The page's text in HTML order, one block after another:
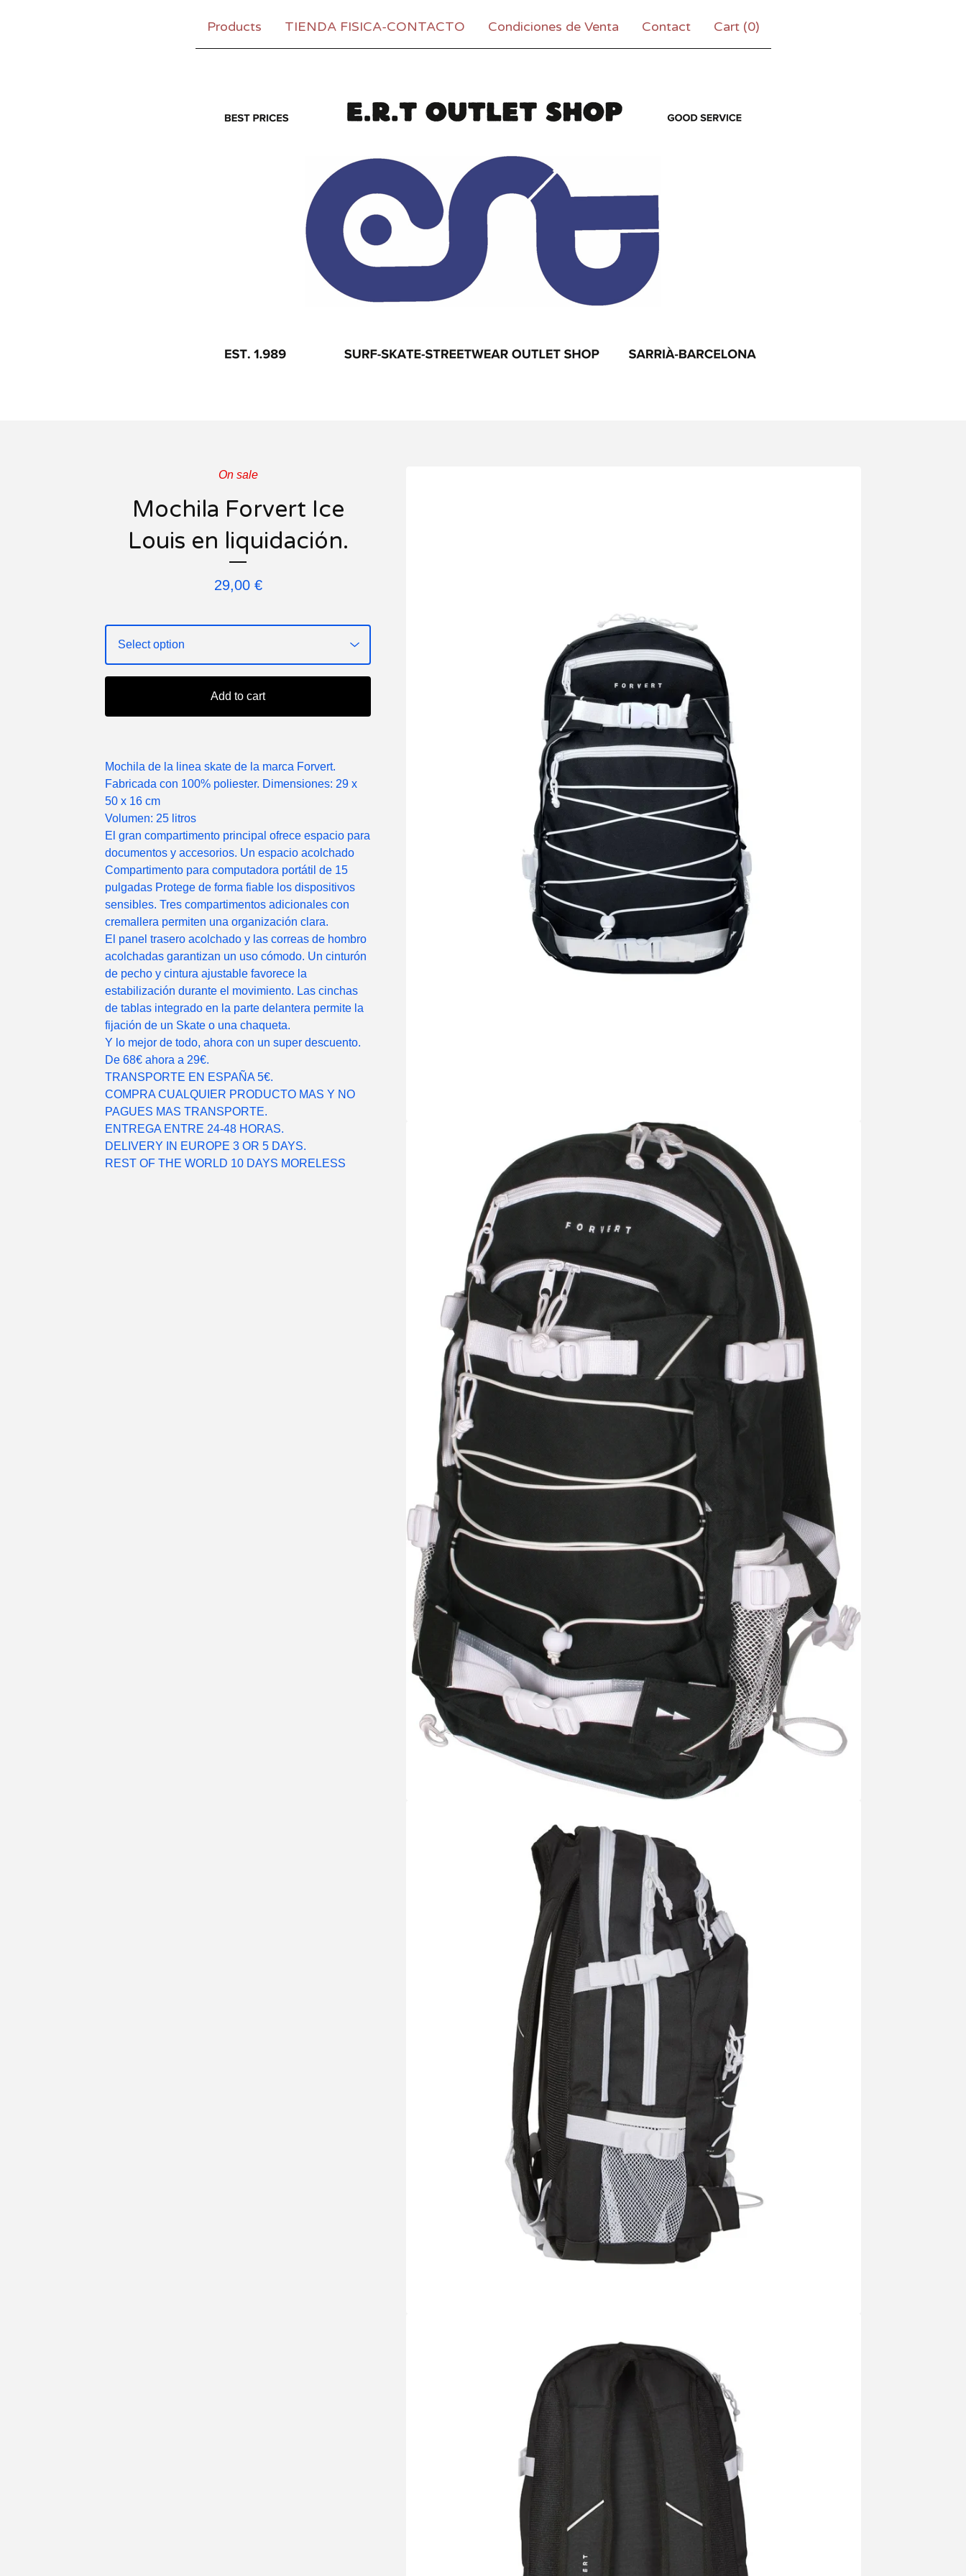
Products TIENDA FISICA-CONTACTO Condiciones de Venta Contact Cart (0)
On sale
Mochila Forvert Ice
Louis en liquidación.
29,00 €
Add to cart
Mochila de la linea skate de la marca Forvert.
Fabricada con 100% poliester. Dimensiones: 29 x
50 x 16 cm
Volumen: 25 litros
El gran compartimento principal ofrece espacio para
documentos y accesorios. Un espacio acolchado
Compartimento para computadora portátil de 15
pulgadas Protege de forma fiable los dispositivos
sensibles. Tres compartimentos adicionales con
cremallera permiten una organización clara.
El panel trasero acolchado y las correas de hombro
acolchadas garantizan un uso cómodo. Un cinturón
de pecho y cintura ajustable favorece la
estabilización durante el movimiento. Las cinchas
de tablas integrado en la parte delantera permite la
fijación de un Skate o una chaqueta.
Y lo mejor de todo, ahora con un super descuento.
De 68€ ahora a 29€.
TRANSPORTE EN ESPAÑA 5€.
COMPRA CUALQUIER PRODUCTO MAS Y NO
PAGUES MAS TRANSPORTE.
ENTREGA ENTRE 24-48 HORAS.
DELIVERY IN EUROPE 3 OR 5 DAYS.
REST OF THE WORLD 10 DAYS MORELESS